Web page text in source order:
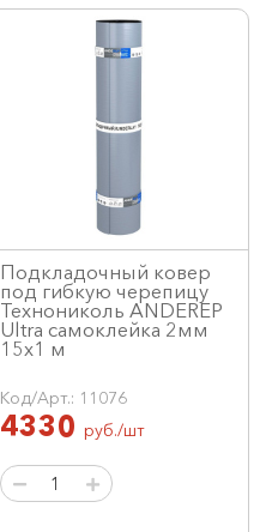
Подкладочный ковер
под гибкую черепицу
Технониколь ANDEREP
Ultra самоклейка 2мм
15х1 м
Код/Арт.: 11076
4330 руб./шт